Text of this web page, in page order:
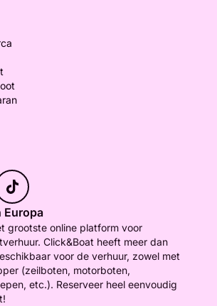
Europa
grootste online platform voor
Click&Boat heeft meer dan
voor de verhuur, zowel met
(zeilboten, motorboten,
etc.). Reserveer heel eenvoudig